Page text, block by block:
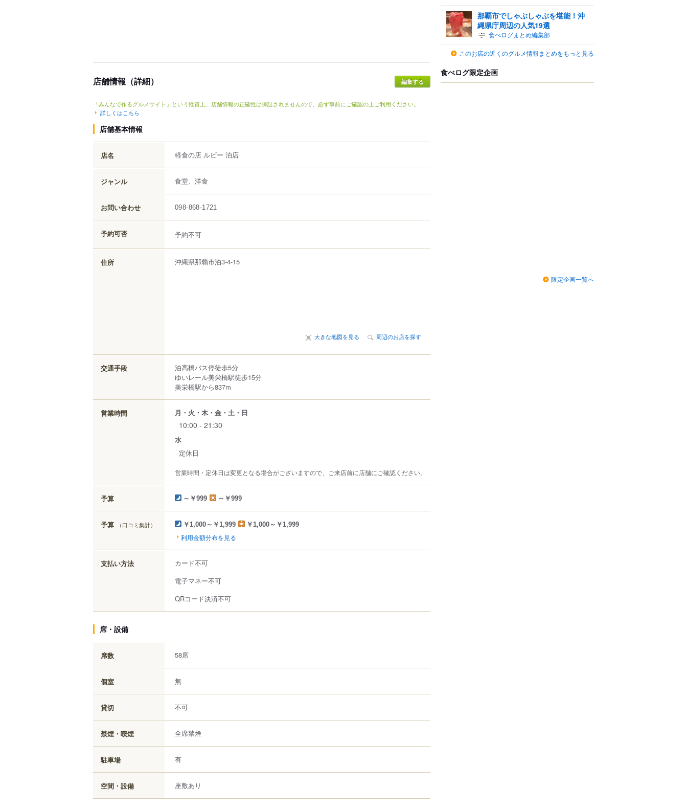
店舗情報（詳細）
「みんなで作るグルメサイト」という性質上、店舗情報の正確性は保証されませんので、必ず事前にご確認の上ご利用ください。
詳しくはこちら
店舗基本情報
店名 軽食の店 ルビー 泊店
ジャンル 食堂、洋食
お問い合わせ 098-868-1721
予約可否 予約不可
住所 沖縄県那覇市泊3-4-15
大きな地図を見る 周辺のお店を探す
交通手段
泊高橋バス停徒歩5分
ゆいレール美栄橋駅徒歩15分
美栄橋駅から837m
営業時間 月・火・木・金・土・日
10:00 - 21:30
水
定休日
営業時間・定休日は変更となる場合がございますので、ご来店前に店舗にご確認ください。
予算 ～￥999 ～￥999
予算 （口コミ集計） ￥1,000～￥1,999 ￥1,000～￥1,999
利用金額分布を見る
支払い方法
カード不可
電子マネー不可
QRコード決済不可
席・設備
席数 58席
個室 無
貸切 不可
禁煙・喫煙 全席禁煙
駐車場 有
空間・設備 座敷あり
那覇市でしゃぶしゃぶを堪能！沖
縄県庁周辺の人気19選
食べログまとめ編集部
このお店の近くのグルメ情報まとめをもっと見る
食べログ限定企画
限定企画一覧へ